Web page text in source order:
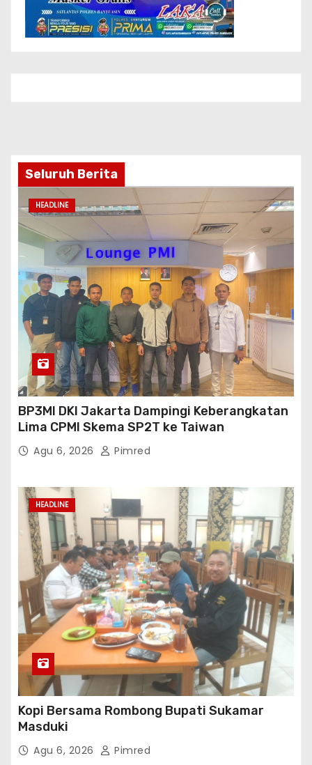
Seluruh Berita
HEADLINE
BP3MI DKI Jakarta Dampingi Keberangkatan
Lima CPMI Skema SP2T ke Taiwan
Agu 6, 2026 Pimred
HEADLINE
Kopi Bersama Rombong Bupati Sukamar
Masduki
Agu 6, 2026 Pimred